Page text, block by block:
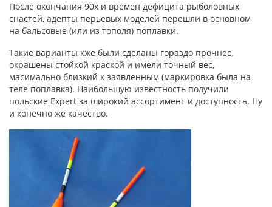
После окончания 90х и времен дефицита рыболовных
снастей, адепты перьевых моделей перешли в основном
на бальсовые (или из тополя) поплавки.
Такие варианты кже были сделаны гораздо прочнее,
окрашены стойкой краской и имели точный вес,
масимально близкий к заявленным (маркировка была на
теле поплавка). Наибольшую известность получили
польские Expert за широкий ассортимент и доступность. Ну
и конечно же качество.